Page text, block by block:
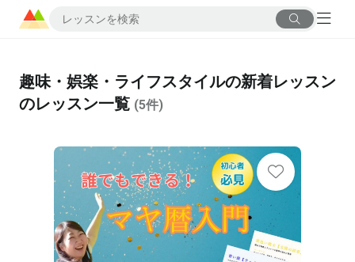
趣味・娯楽・ライフスタイルの新着レッスン
のレッスン一覧 (5件)